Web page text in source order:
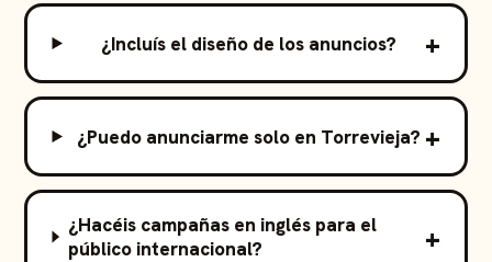
¿Incluís el diseño de los anuncios?
¿Puedo anunciarme solo en Torrevieja?
¿Hacéis campañas en inglés para el
público internacional?